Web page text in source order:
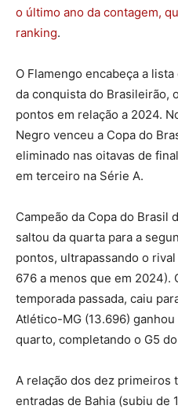
o último ano da contagem,
ranking.
O Flamengo encabeça a
da conquista do Brasileirão,
pontos em relação a 2024.
Negro venceu a Copa do
eliminado nas oitavas de
em terceiro na Série A.
Campeão da Copa do Brasil
saltou da quarta para a
pontos, ultrapassando o
676 a menos que em 2024).
temporada passada, caiu
Atlético-MG (13.696)
quarto, completando o G5
A relação dos dez primeiros
entradas de Bahia (subiu de